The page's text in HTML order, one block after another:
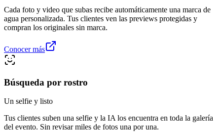
Cada foto y video que subas recibe automáticamente una marca de
agua personalizada. Tus clientes ven las previews protegidas y
compran los originales sin marca.
Conocer más
Búsqueda por rostro
Un selfie y listo
Tus clientes suben una selfie y la IA los encuentra en toda la galería
del evento. Sin revisar miles de fotos una por una.